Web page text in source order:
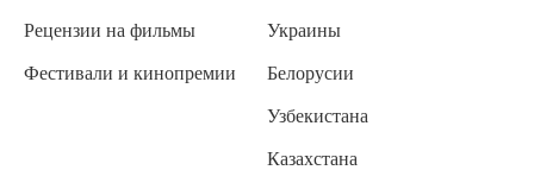
Рецензии на фильмы
Фестивали и кинопремии
Украины
Белорусии
Узбекистана
Казахстана